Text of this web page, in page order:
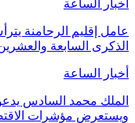
أخبار الساعة
عامل إقليم الرحامنة
الذكرى السابعة
أخبار الساعة
الملك محمد السادس
ويستعرض مؤشرات